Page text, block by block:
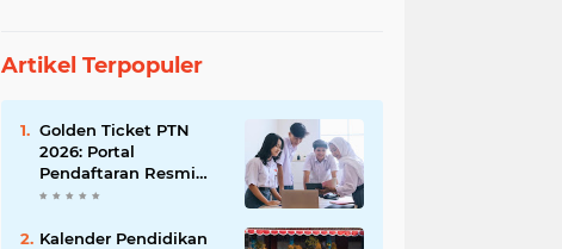
Artikel Terpopuler
Golden Ticket PTN
2026: Portal
Pendaftaran Resmi
Dibuka, Raih
Kalender Pendidikan